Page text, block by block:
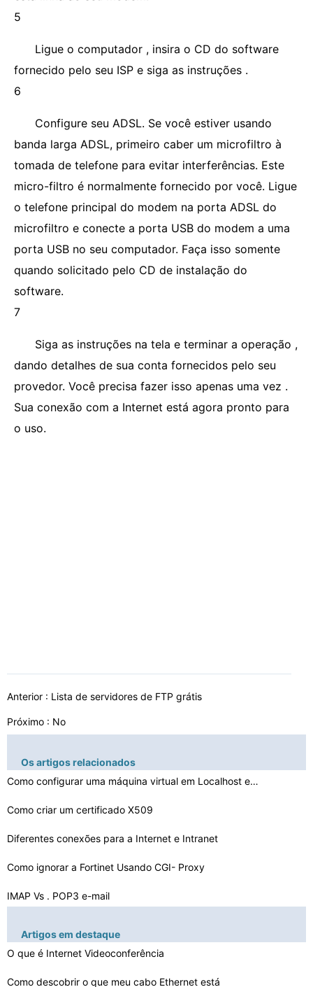
5
Ligue o computador , insira o CD do software
fornecido pelo seu ISP e siga as instruções .
6
Configure seu ADSL. Se você estiver usando
banda larga ADSL, primeiro caber um microfiltro à
tomada de telefone para evitar interferências. Este
micro-filtro é normalmente fornecido por você. Ligue
o telefone principal do modem na porta ADSL do
microfiltro e conecte a porta USB do modem a uma
porta USB no seu computador. Faça isso somente
quando solicitado pelo CD de instalação do
software.
7
Siga as instruções na tela e terminar a operação ,
dando detalhes de sua conta fornecidos pelo seu
provedor. Você precisa fazer isso apenas uma vez .
Sua conexão com a Internet está agora pronto para
o uso.
Anterior : Lista de servidores de FTP grátis
Próximo : No
Os artigos relacionados
Como configurar uma máquina virtual em Localhost em Ap…
Como criar um certificado X509
Diferentes conexões para a Internet e Intranet
Como ignorar a Fortinet Usando CGI- Proxy
IMAP Vs . POP3 e-mail
Como fazer um sub-domínio
Maneiras de se conectar à Internet sem a linha telefô…
Artigos em destaque
O que é Internet Videoconferência
Como descobrir o que meu cabo Ethernet está